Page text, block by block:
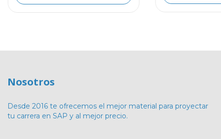
Nosotros
Desde 2016 te ofrecemos el mejor material para proyectar
tu carrera en SAP y al mejor precio.